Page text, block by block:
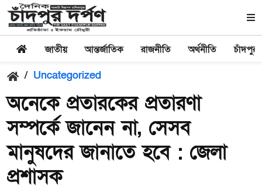
জাতীয় আন্তর্জাতিক রাজনীতি অর্থনীতি চাঁদপুর
/ Uncategorized
অনেকে প্রতারকের প্রতারণা
সম্পর্কে জানেন না, সেসব
মানুষদের জানাতে হবে : জেলা
প্রশাসক